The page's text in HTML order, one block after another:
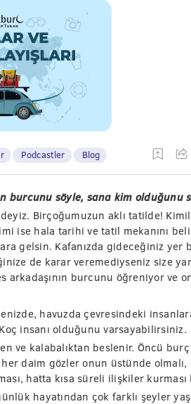
Podcastler Blog
burcunu söyle, sana kim olduğunu
Birçoğumuzun aklı tatilde!
ise hala tarihi ve tatil mekanını
gelsin. Kafanızda gideceğiniz yer
de karar veremediyseniz size
arkadaşının burcunu öğreniyor ve
denizde, havuzda çevresindeki
insanı olduğunu varsayabilirsiniz.
ve kalabalıktan beslenir. Öncü burç
daim gözler onun üstünde olmalı,
hatta kısa süreli ilişkiler
hayatından çok farklı şeyler